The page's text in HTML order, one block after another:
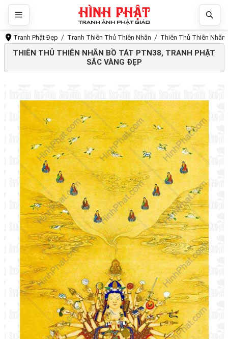
Tranh Phật Đẹp Tranh Thiên Thủ Thiên Nhãn Thiên Thủ Thiên Nhãn
THIÊN THỦ THIÊN NHÃN BỒ TÁT PTN38, TRANH PHẬT
SẮC VÀNG ĐẸP